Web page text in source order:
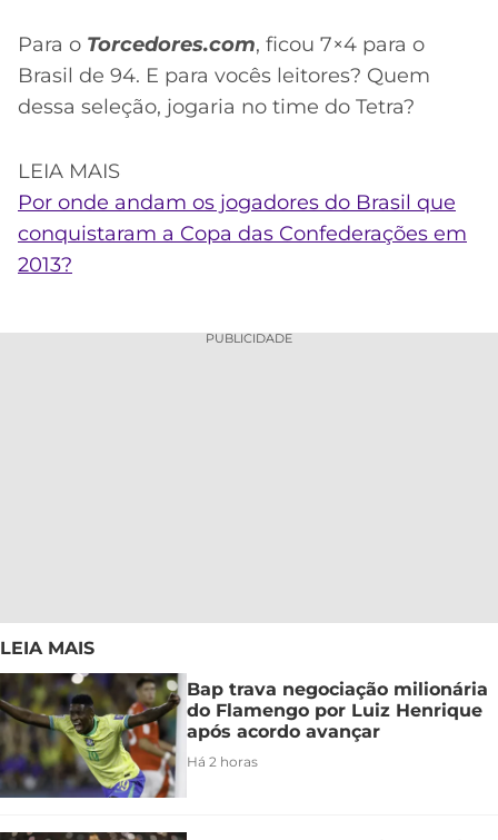
Para o Torcedores.com, ficou 7×4 para o
Brasil de 94. E para vocês leitores? Quem
dessa seleção, jogaria no time do Tetra?
LEIA MAIS
Por onde andam os jogadores do Brasil que
conquistaram a Copa das Confederações em
2013?
PUBLICIDADE
LEIA MAIS
Bap trava negociação milionária
do Flamengo por Luiz Henrique
após acordo avançar
Há 2 horas